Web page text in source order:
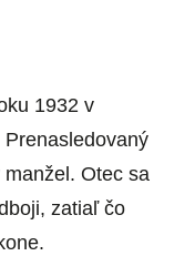
1932 v
Otec sa
zatiaľ čo